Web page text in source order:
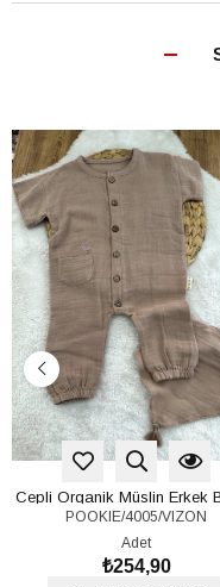
Cepli Organik Müslin Erkek
Önlük Tulum Set 6-12-18
POOKIE/4005/VIZON
Adet
₺254,90